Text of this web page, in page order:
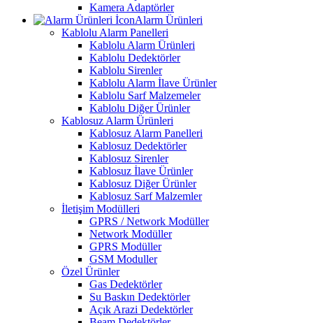
Kamera Adaptörler
Alarm Ürünleri
Kablolu Alarm Panelleri
Kablolu Alarm Ürünleri
Kablolu Dedektörler
Kablolu Sirenler
Kablolu Alarm İlave Ürünler
Kablolu Sarf Malzemeler
Kablolu Diğer Ürünler
Kablosuz Alarm Ürünleri
Kablosuz Alarm Panelleri
Kablosuz Dedektörler
Kablosuz Sirenler
Kablosuz İlave Ürünler
Kablosuz Diğer Ürünler
Kablosuz Sarf Malzemler
İletişim Modülleri
GPRS / Network Modüller
Network Modüller
GPRS Modüller
GSM Moduller
Özel Ürünler
Gas Dedektörler
Su Baskın Dedektörler
Açık Arazi Dedektörler